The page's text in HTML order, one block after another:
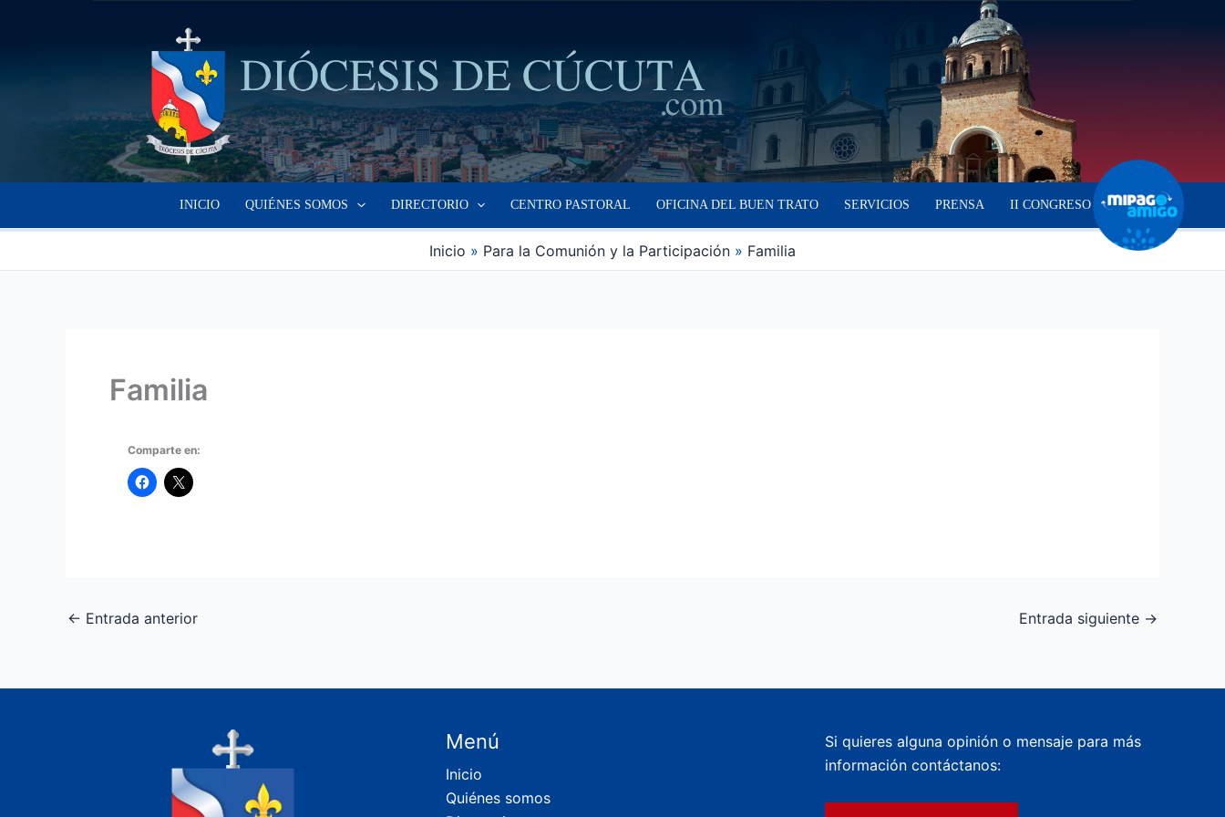
INICIO QUIÉNES SOMOS DIRECTORIO CENTRO PASTORAL OFICINA DEL BUEN TRATO SERVICIOS PRENSA II CONGRESO
Inicio Para la Comunión y la Participación Familia
Familia
Comparte en:
← Entrada anterior Entrada siguiente →
Menú
Inicio
Quiénes somos
Si quieres alguna opinión o mensaje para más
información contáctanos: